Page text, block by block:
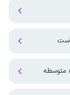
متوسطه